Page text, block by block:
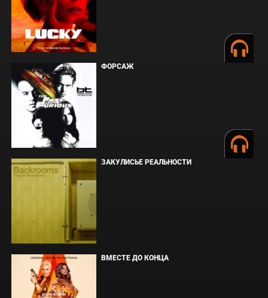
ФОРСАЖ
ЗАКУЛИСЬЕ РЕАЛЬНОСТИ
ВМЕСТЕ ДО КОНЦА